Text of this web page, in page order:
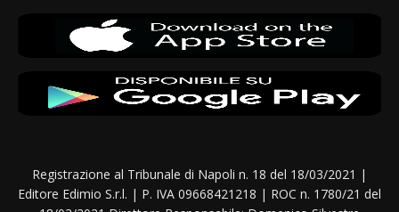
Registrazione al Tribunale di Napoli n. 18 del 18/03/2021 |
Editore Edimio S.r.l. | P. IVA 09668421218 | ROC n. 1780/21 del